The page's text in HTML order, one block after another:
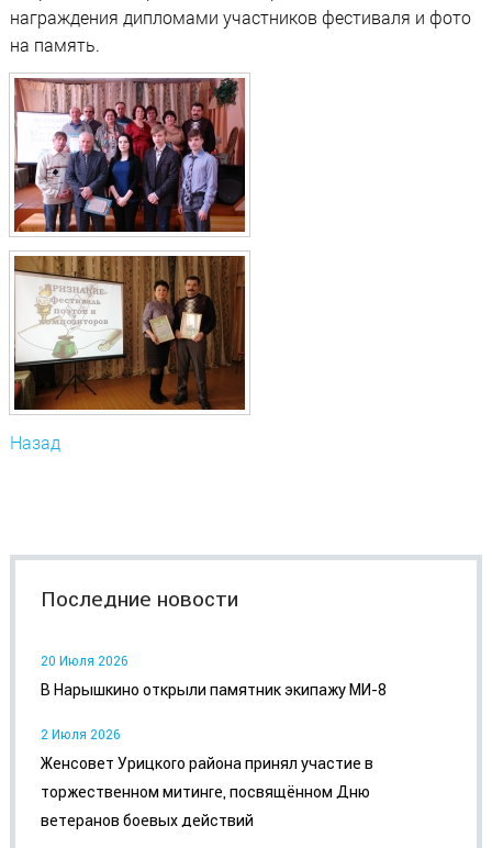
награждения дипломами участников фестиваля и фото
на память.
Назад
Последние новости
20 Июля 2026
В Нарышкино открыли памятник экипажу МИ-8
2 Июля 2026
Женсовет Урицкого района принял участие в
торжественном митинге, посвящённом Дню
ветеранов боевых действий